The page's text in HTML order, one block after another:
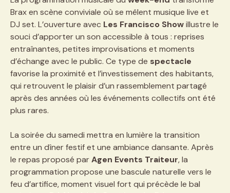
Brax en scène conviviale où se mêlent musique live et
DJ set. L’ouverture avec Les Francisco Showillustre le
souci d’apporter un son accessible à tous : reprises
entraînantes, petites improvisations et moments
d’échange avec le public. Ce type de spectacle
favorise la proximité et l’investissement des habitants,
qui retrouvent le plaisir d’un rassemblement partagé
après des années où les événements collectifs ont été
plus rares.
La soirée du samedi mettra en lumière la transition
entre un dîner festif et une ambiance dansante. Après
le repas proposé parAgen Events Traiteur, la
programmation propose une bascule naturelle vers le
feu d’artifice, moment visuel fort qui précède le bal